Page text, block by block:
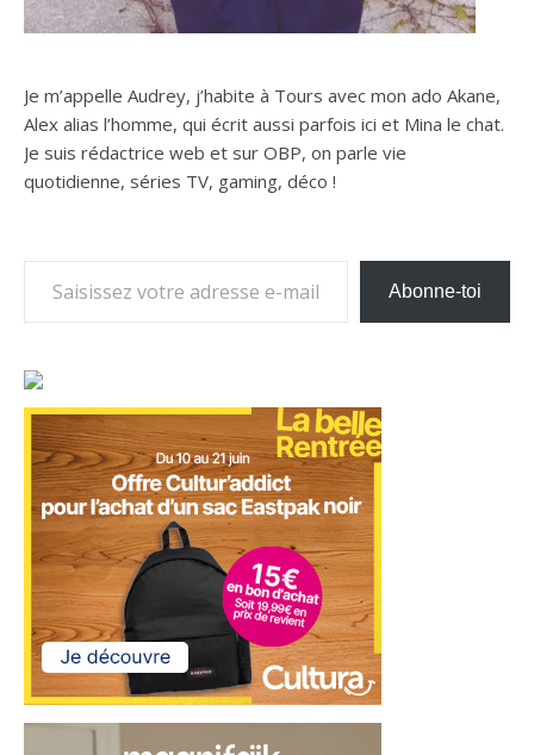
Je m’appelle Audrey, j’habite à Tours avec mon ado Akane,
Alex alias l’homme, qui écrit aussi parfois ici et Mina le chat.
Je suis rédactrice web et sur OBP, on parle vie
quotidienne, séries TV, gaming, déco !
Abonne-toi